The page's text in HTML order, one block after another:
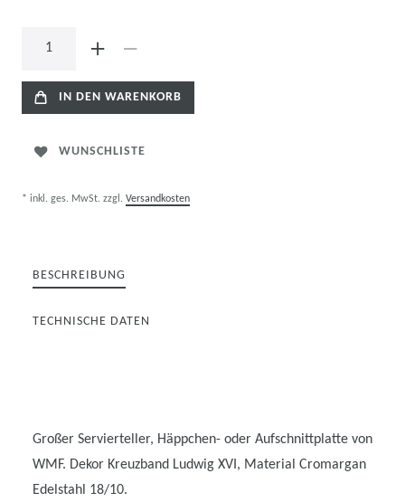
IN DEN WARENKORB
WUNSCHLISTE
* inkl. ges. MwSt. zzgl. Versandkosten
BESCHREIBUNG
TECHNISCHE DATEN
Großer Servierteller, Häppchen- oder Aufschnittplatte von
WMF. Dekor Kreuzband Ludwig XVI, Material Cromargan
Edelstahl 18/10.